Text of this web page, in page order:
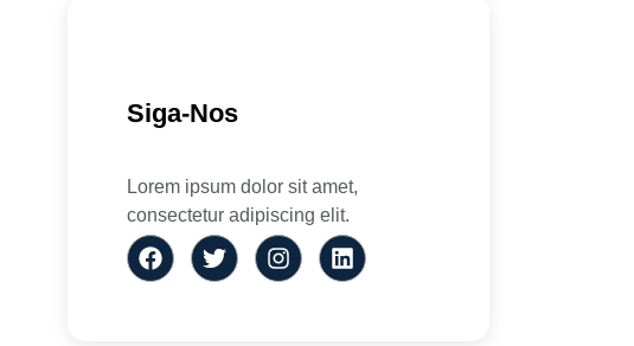
Siga-Nos
Lorem ipsum dolor sit amet,
consectetur adipiscing elit.